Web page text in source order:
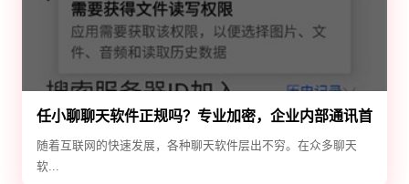
任小聊聊天软件正规吗？专业加密，企业内部通讯首
选！
随着互联网的快速发展，各种聊天软件层出不穷。在众多聊天
软...